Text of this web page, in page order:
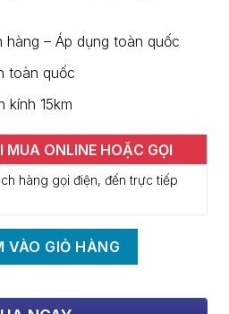
hàng – Áp dụng toàn quốc
toàn quốc
kính 15km
ONLINE HOẶC GỌI
hàng gọi điện, đến trực tiếp
VÀO GIỎ HÀNG